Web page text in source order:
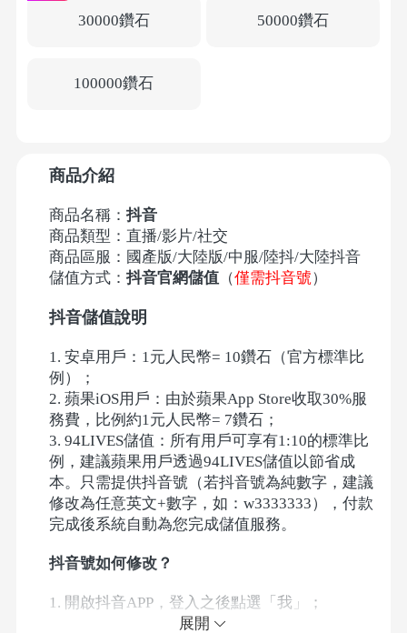
30000鑽石 50000鑽石
100000鑽石
商品介紹
商品名稱： 抖音
商品類型：直播/影片/社交
商品區服：國產版/大陸版/中服/陸抖/大陸抖音
儲值方式： 抖音官網儲值（僅需抖音號）
抖音儲值說明
1. 安卓用戶：1元人民幣= 10鑽石（官方標準比
例）；
2. 蘋果iOS用戶：由於蘋果App Store收取30%服
務費，比例約1元人民幣= 7鑽石；
3. 94LIVES儲值：所有用戶可享有1:10的標準比
例，建議蘋果用戶透過94LIVES儲值以節省成
本。只需提供抖音號（若抖音號為純數字，建議
修改為任意英文+數字，如：w3333333），付款
完成後系統自動為您完成儲值服務。
抖音號如何修改？
1. 開啟抖音APP，登入之後點選「我 」
；
2. 再點選「編輯首頁」；
展開